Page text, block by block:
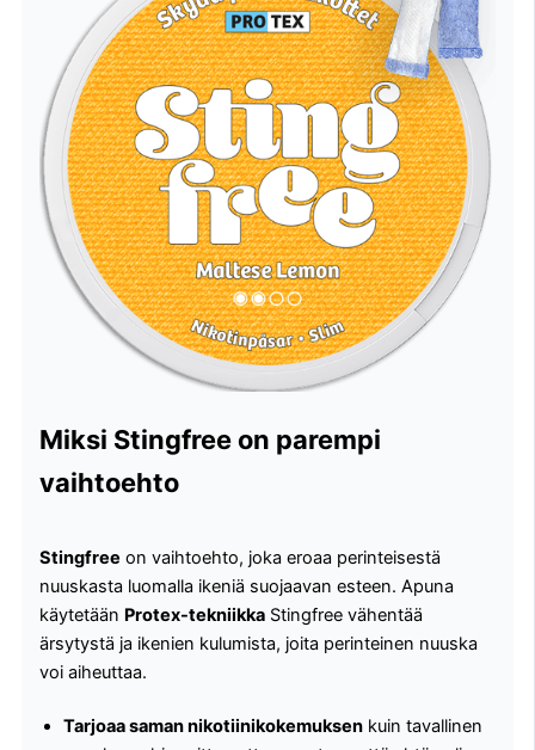
Miksi Stingfree on parempi
vaihtoehto
Stingfree on vaihtoehto, joka eroaa perinteisestä
nuuskasta luomalla ikeniä suojaavan esteen. Apuna
käytetään Protex-tekniikkaStingfree vähentää
ärsytystä ja ikenien kulumista, joita perinteinen nuuska
voi aiheuttaa.
Tarjoaa saman nikotiinikokemuksenkuin tavallinen